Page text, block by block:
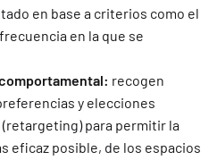
en base a criterios como el
en la que se
recogen
y elecciones
para permitir la
eficaz posible, de los espacios